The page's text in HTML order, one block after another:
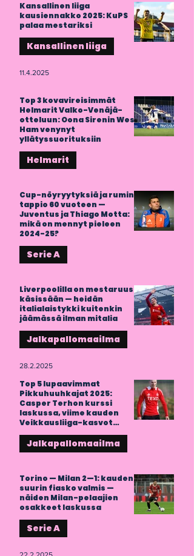
Kansallinen liiga
kausiennakko 2025: KuPS
palaa mestariksi
Kansallinen liiga
11.4.2025
Top 3 kovavireisimmät
Helmarit Valko-Venäjä-
otteluun: Oona Sirenin West
Ham venynyt
yllätyssuorituksiin
Helmarit
Cup-nöyryytyksiä ja rumin
tappio 60 vuoteen —
Juventus ja Thiago Motta:
mikä on mennyt pieleen
2024-25?
Serie A
Liverpoolilla on mestaruus
käsissään — heidän
italialaistykki kuitenkin
jäämässä ilman mitalia
Jalkapallomaailma
28.2.2025
Top 5 lupaavimmat
Pikkuhuuhkajat 2025:
Casper Terhon kurssi
laskussa, viime kauden
Veikkausliiga-kasvot
Jalkapallomaailma
Torino — Milan 2—1: kauden
suurin fiasko valmis —
näiden Milan-pelaajien
osakkeet laskussa
Serie A